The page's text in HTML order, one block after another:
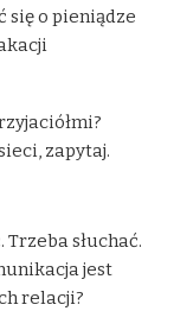
się o pieniądze
zapytaj.
Trzeba słuchać.
jest
relacji?